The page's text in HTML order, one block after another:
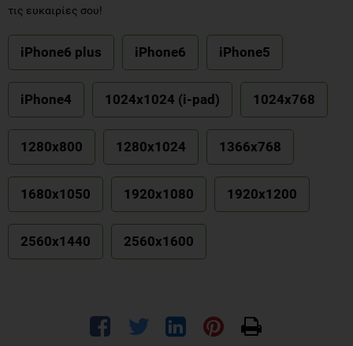
τις ευκαιρίες σου!
iPhone6 plus iPhone6 iPhone5
iPhone4 1024x1024 (i-pad) 1024x768
1280x800 1280x1024 1366x768
1680x1050 1920x1080 1920x1200
2560x1440 2560x1600